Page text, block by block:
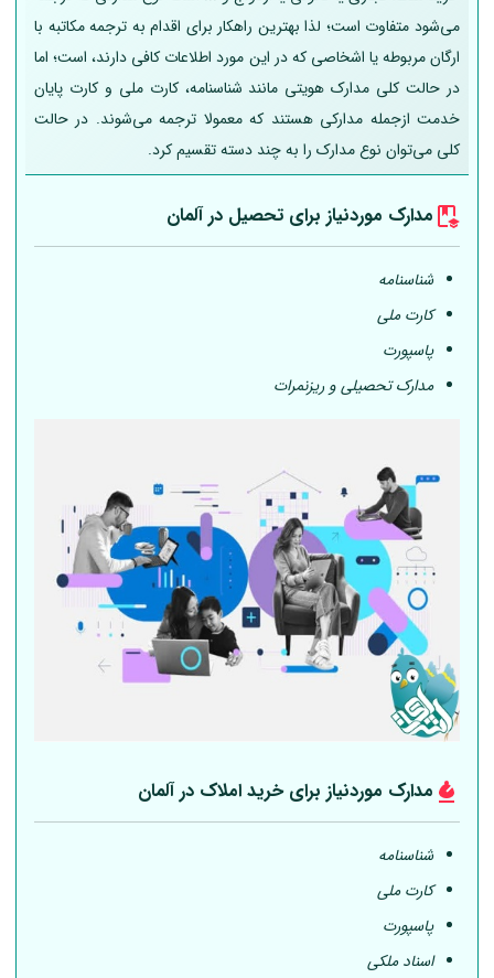
می‌شود متفاوت است؛ لذا بهترین راهکار برای اقدام به ترجمه مکاتبه با
ارگان مربوطه یا اشخاصی که در این مورد اطلاعات کافی دارند، است؛ اما
در حالت کلی مدارک هویتی مانند شناسنامه، کارت ملی و کارت پایان
خدمت ازجمله مدارکی هستند که معمولا ترجمه می‌شوند. در حالت
کلی می‌توان نوع مدارک را به چند دسته تقسیم کرد.
مدارک موردنیاز برای تحصیل درآلمان
شناسنامه
کارت ملی
پاسپورت
مدارک تحصیلی و ریزنمرات
مدارک موردنیاز برای خرید املاک درآلمان
شناسنامه
کارت ملی
پاسپورت
اسناد ملکی